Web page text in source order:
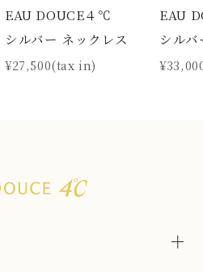
EAU DOUCE４℃
シルバー ネックレス
¥27,500(tax in)
EAU
シル